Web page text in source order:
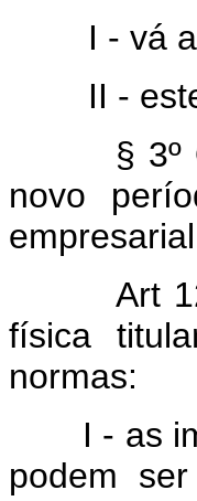
I - vá
II - esteja
§ 3º O
novo
Art
física
normas:
I - as
podem